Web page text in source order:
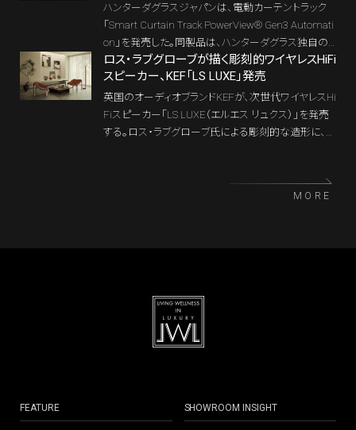
ハンターダグラスジャパンは、電動カーテントラック
「Smart Curtain Track PowerView® Gen3 Automati
on」を発売した。同製品は、ハンターダグラス独自の
スマートホームシステム「PowerView®」に対応した
電動カーテントラック。スマートフォンやタブレットから
の開閉操作に加え、スケジュール設定やシーン設定
による自動操作にも対応し、時間帯やライフスタイル
に合わせてカーテンが自然に動く住空間を実現す
ロス・ラブグローブが描く彫刻的ワイヤレスHiFi
スピーカー、KEF「LS LUXE」発売
英国のオーディオブランドKEFが、次世代ワイヤレスHi
Fiスピーカー「LS LUXE（エルエス リュクス）」を発売
する。ロス・ラブグローブ氏による彫刻的な造形に、M
空間そのものを豊かにする「ラグジュアリー・リスニ
ング」を提案する。希望小売価格は715,000円（税込・
MORE
FEATURE SHOWROOM INSIGHT